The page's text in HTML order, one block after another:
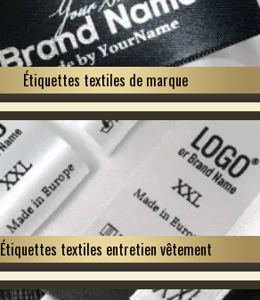
Étiquettes textiles de marque
Étiquettes textiles entretien vêtement